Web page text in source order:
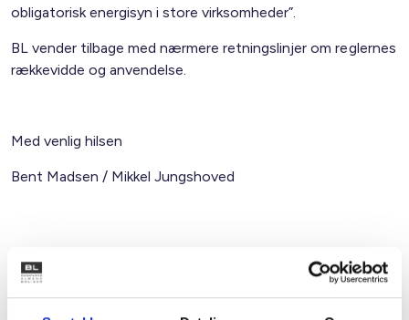
obligatorisk energisyn i store virksomheder”.
BL vender tilbage med nærmere retningslinjer om reglernes
rækkevidde og anvendelse.
Med venlig hilsen
Bent Madsen / Mikkel Jungshoved
Kontakt
Bent Madsen